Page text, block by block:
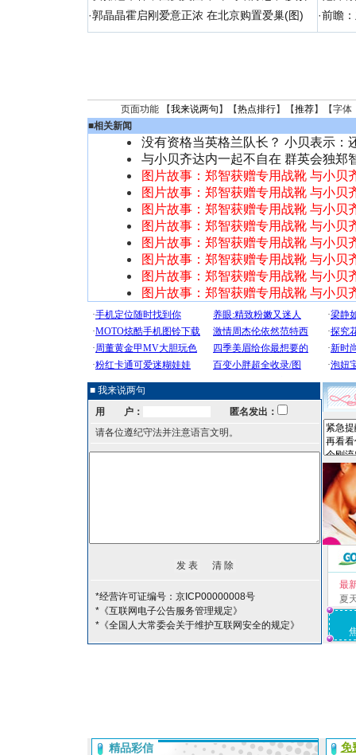
·郭晶晶霍启刚爱意正浓 在北京购置爱巢(图)
·前瞻
页面功能 【我来说两句 】【热点排行】【推荐】【字体
■相关新闻
没有资格当英格兰队长？ 小贝表示：
与小贝齐达内一起不自在 群英会独郑
图片故事：郑智获赠专用战靴 与小贝
图片故事：郑智获赠专用战靴 与小贝
图片故事：郑智获赠专用战靴 与小贝
图片故事：郑智获赠专用战靴 与小贝
图片故事：郑智获赠专用战靴 与小贝
图片故事：郑智获赠专用战靴 与小贝
图片故事：郑智获赠专用战靴 与小贝
图片故事：郑智获赠专用战靴 与小贝
■ 我来说两句
用 户：
匿名发出：
请各位遵纪守法并注意语言文明。
*经营许可证编号：京ICP00000008号
*《互联网电子公告服务管理规定》
*《全国人大常委会关于维护互联网安全的规定》
最
夏